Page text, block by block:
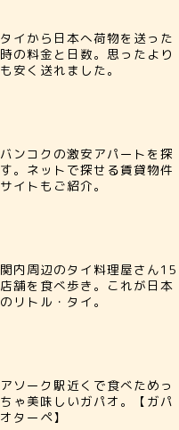
タイから日本へ荷物を送った
時の料金と日数。思ったより
も安く送れました。
バンコクの激安アパートを探
す。ネットで探せる賃貸物件
サイトもご紹介。
関内周辺のタイ料理屋さん15
店舗を食べ歩き。これが日本
のリトル・タイ。
アソーク駅近くで食べためっ
ちゃ美味しいガパオ。【ガパ
オターペ】